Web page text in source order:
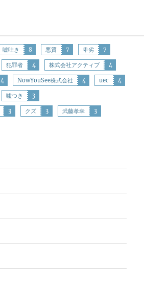
嘘吐き 8 悪質 7 卑劣 7
犯罪者 4 株式会社アクティブ 4
4 NowYouSee株式会社 4 uec 4
噓つき 3
3 クズ 3 武藤孝幸 3